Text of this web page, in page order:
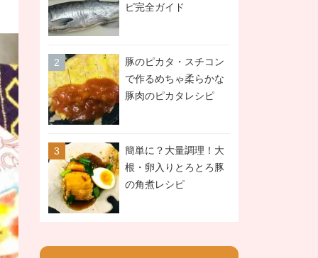
ピ完全ガイド
豚のピカタ・スチコン
で作るめちゃ柔らかな
豚肉のピカタレシピ
簡単に？大量調理！大
根・卵入りとろとろ豚
の角煮レシピ